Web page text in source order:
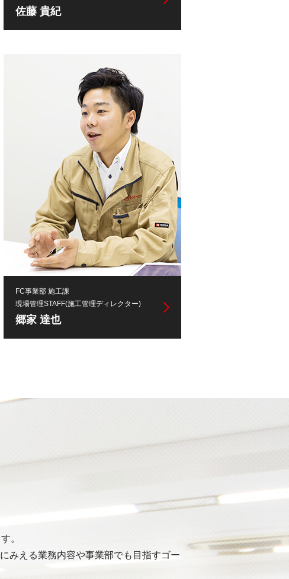
佐藤 貴紀
FC事業部 施工課
現場管理STAFF(施工管理ディレクター)
郷家 達也
。
みえる業務内容や事業部でも目指すゴー